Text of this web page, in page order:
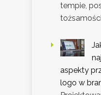
tempie,
aspekty
logo w